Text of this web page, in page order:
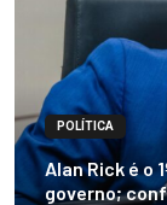
POLÍTICA
Alan Rick é o
governo;